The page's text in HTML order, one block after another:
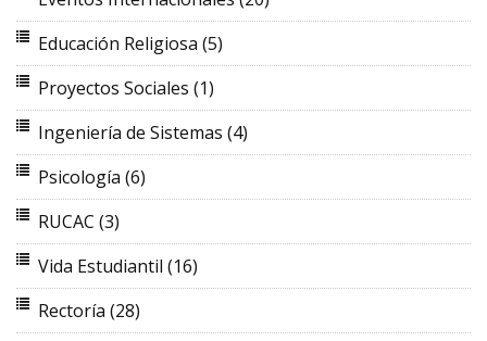
Educación Religiosa (5)
Proyectos Sociales (1)
Ingeniería de Sistemas (4)
Psicología (6)
RUCAC (3)
Vida Estudiantil (16)
Rectoría (28)